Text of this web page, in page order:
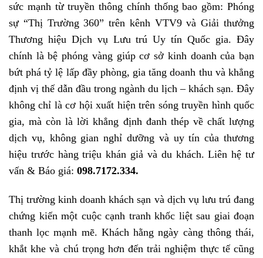
sức mạnh từ truyền thông chính thống bao gồm: Phóng
sự “Thị Trường 360” trên kênh VTV9 và Giải thưởng
Thương hiệu Dịch vụ Lưu trú Uy tín Quốc gia. Đây
chính là bệ phóng vàng giúp cơ sở kinh doanh của bạn
bứt phá tỷ lệ lấp đầy phòng, gia tăng doanh thu và khẳng
định vị thế dẫn đầu trong ngành du lịch – khách sạn. Đây
không chỉ là cơ hội xuất hiện trên sóng truyền hình quốc
gia, mà còn là lời khẳng định đanh thép về chất lượng
dịch vụ, không gian nghỉ dưỡng và uy tín của thương
hiệu trước hàng triệu khán giả và du khách. Liên hệ tư
vấn & Báo giá: 098.7172.334.
Thị trường kinh doanh khách sạn và dịch vụ lưu trú đang
chứng kiến một cuộc cạnh tranh khốc liệt sau giai đoạn
thanh lọc mạnh mẽ. Khách hằng ngày càng thông thái,
khắt khe và chú trọng hơn đến trải nghiệm thực tế cũng